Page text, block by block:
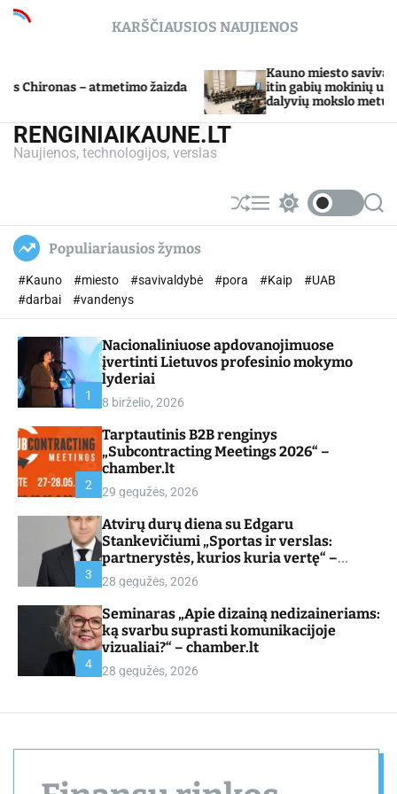
c
n
KARŠČIAUSIOS NAUJIENOS
žaizda
Kauno miesto savivaldybė
itin gabių mokinių ugdymo
dalyvių mokslo metų baigimo šventė
RENGINIAIKAUNE.LT
Naujienos, technologijos, verslas
S
h
e
M
e w
h
o
r
S
e
Populiariausios žymos
#Kauno #miesto #savivaldybė #pora #Kaip
#UAB
#darbai
#vandenys
1
Nacionaliniuose apdovanojimuose
įvertinti Lietuvos profesinio mokymo
lyderiai
8 birželio, 2026
2
Tarptautinis B2B renginys
„Subcontracting Meetings 2026“ –
chamber.lt
29 gegužės, 2026
3
Atvirų durų diena su Edgaru
Stankevičiumi „Sportas ir verslas:
partnerystės, kurios kuria vertę“ –
chamber.lt
28 gegužės, 2026
4
Seminaras „Apie dizainą nedizaineriams:
ką svarbu suprasti komunikacijoje
vizualiai?“ – chamber.lt
28 gegužės, 2026